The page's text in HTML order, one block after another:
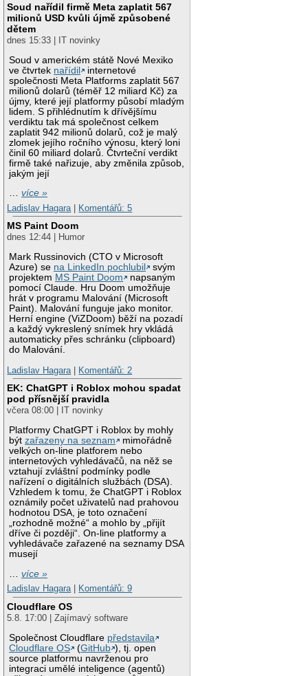
Soud nařídil firmě Meta zaplatit 567
milionů USD kvůli újmě způsobené
dětem
dnes 15:33 | IT novinky
Soud v americkém státě Nové Mexiko
ve čtvrtek nařídil
internetové
společnosti Meta Platforms zaplatit 567
milionů dolarů (téměř 12 miliard Kč) za
újmy, které její platformy působí mladým
lidem. S přihlédnutím k dřívějšímu
verdiktu tak má společnost celkem
zaplatit 942 milionů dolarů, což je malý
zlomek jejího ročního výnosu, který loni
činil 60 miliard dolarů. Čtvrteční verdikt
firmě také nařizuje, aby změnila způsob,
jakým její
…více »
Ladislav Hagara
Komentářů: 5
MS Paint Doom
dnes 12:44 | Humor
Mark Russinovich (CTO v Microsoft
Azure) se na LinkedIn pochlubil
svým
projektem MS Paint Doom
napsaným
pomocí Claude. Hru Doom umožňuje
hrát v programu Malování (Microsoft
Paint). Malování funguje jako monitor.
Herní engine (ViZDoom) běží na pozadí
a každý vykreslený snímek hry vkládá
automaticky přes schránku (clipboard)
do Malování.
Ladislav Hagara
Komentářů: 2
EK: ChatGPT i Roblox mohou spadat
pod přísnější pravidla
včera 08:00 | IT novinky
Platformy ChatGPT i Roblox by mohly
býtzařazeny na seznam
mimořádně
velkých on-line platforem nebo
internetových vyhledávačů, na něž se
vztahují zvláštní podmínky podle
nařízení o digitálních službách (DSA).
Vzhledem k tomu, že ChatGPT i Roblox
oznámily počet uživatelů nad prahovou
hodnotou DSA, je toto označení
„rozhodně možné“ a mohlo by „přijít
dříve či později“. On-line platformy a
vyhledávače zařazené na seznamy DSA
musejí
…více »
Ladislav Hagara| Komentářů: 9
Cloudflare OS
5.8. 17:00 | Zajímavý software
Společnost Cloudflare představila
Cloudflare OS
(GitHub ), tj. open
source platformu navrženou pro
integraci umělé inteligence (agentů)